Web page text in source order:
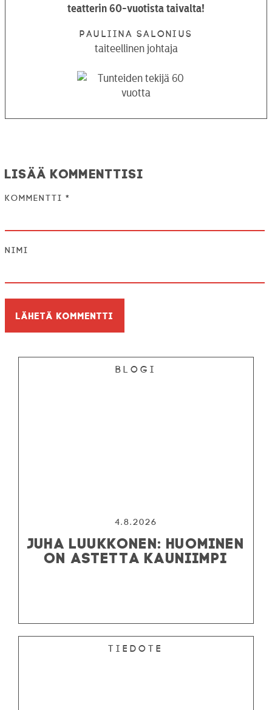
teatterin 60-vuotista taivalta!
PAULIINA SALONIUS
taiteellinen johtaja
Lisää kommenttisi
Kommentti *
Nimi
Blogi
4.8.2026
JUHA LUUKKONEN: HUOMINEN
ON ASTETTA KAUNIIMPI
Tiedote